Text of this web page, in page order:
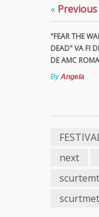
«
"FEAR THE
DEAD" VA FI
DE AMC
ByAngela
next